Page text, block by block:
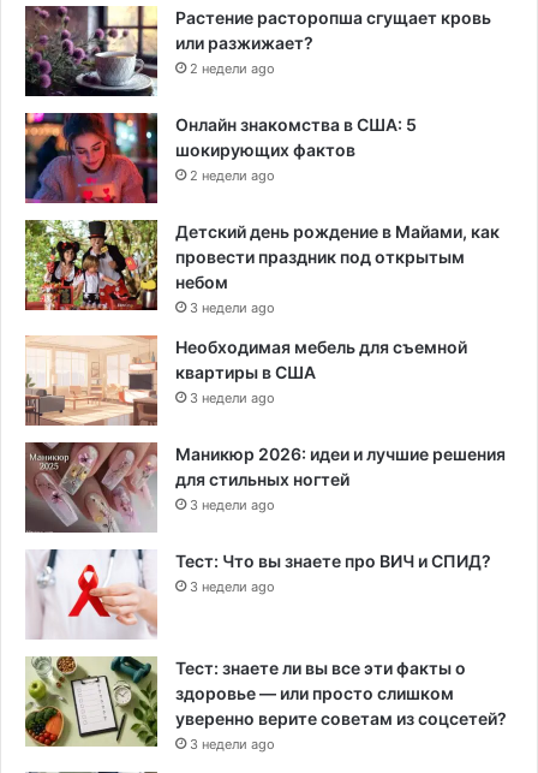
Растение расторопша сгущает кровь
или разжижает?
2 недели ago
Онлайн знакомства в США: 5
шокирующих фактов
2 недели ago
Детский день рождение в Майами, как
провести праздник под открытым
небом
3 недели ago
Необходимая мебель для съемной
квартиры в США
3 недели ago
Маникюр 2026: идеи и лучшие решения
для стильных ногтей
3 недели ago
Тест: Что вы знаете про ВИЧ и СПИД?
3 недели ago
Тест: знаете ли вы все эти факты о
здоровье — или просто слишком
уверенно верите советам из соцсетей?
3 недели ago